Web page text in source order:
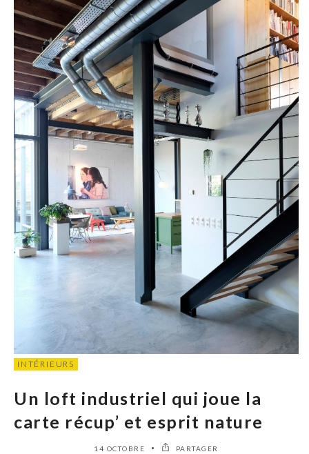
INTÉRIEURS
Un loft industriel qui joue la
carte récup’ et esprit nature
14 OCTOBRE PARTAGER